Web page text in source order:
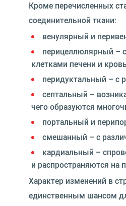
Кроме перечисленных
соединительной ткани:
венулярный и
перицеллюлярный –
клетками печени и
перидуктальный – с
септальный –
чего образуются
портальный и
смешанный – с
кардиальный –
и распространяются на
Характер изменений в
единственным шансом